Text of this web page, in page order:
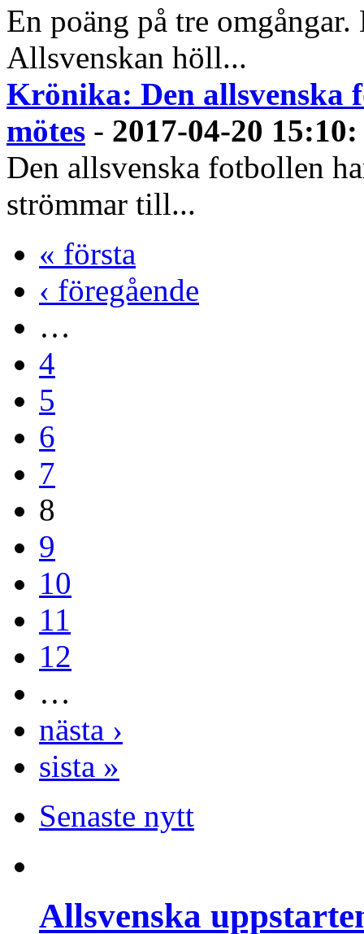
En poäng på tre
Allsvenskan höll...
Krönika: Den
mötes - 2017-04-20 15:10:
Den allsvenska fotbollen
strömmar till...
« första
‹ föregående
…
4
5
6
7
8
9
10
11
12
…
nästa ›
sista »
Senaste nytt
Allsvenska